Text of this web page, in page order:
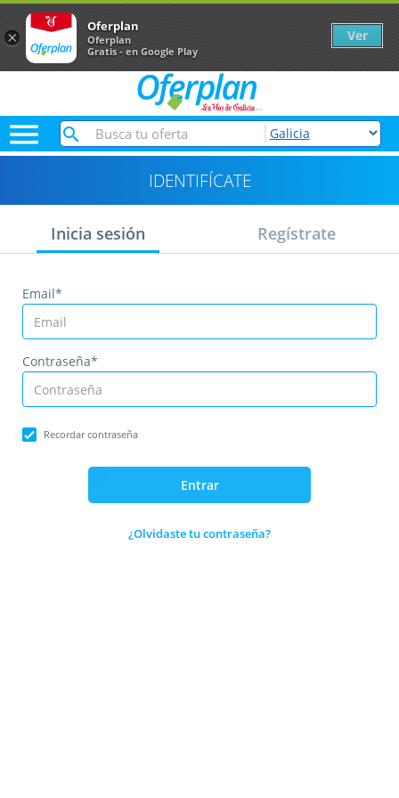

IDENTIFÍCATE
Inicia sesión Regístrate
Email*
Contraseña*
Recordar contraseña
Entrar
¿Olvidaste tu contraseña?
×
Oferplan
Oferplan
Gratis - en Google Play
Ver